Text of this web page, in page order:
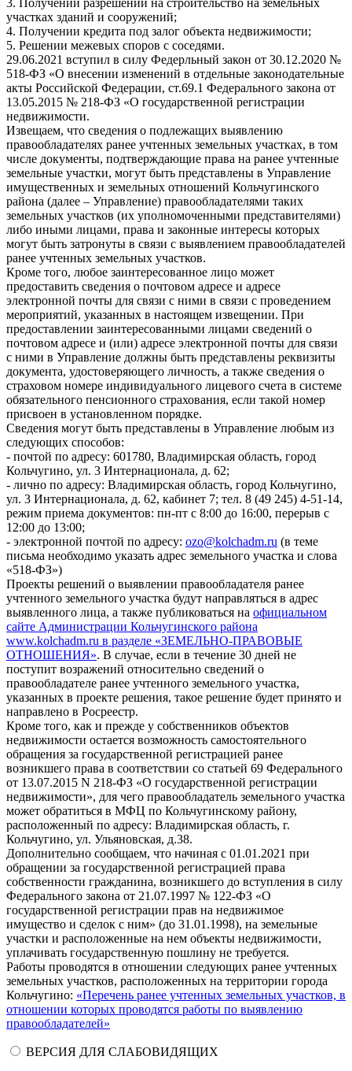
3. Получении разрешений на строительство на земельных
участках зданий и сооружений;
4. Получении кредита под залог объекта недвижимости;
5. Решении межевых споров с соседями.
29.06.2021 вступил в силу Федерльный закон от 30.12.2020 №
518-ФЗ «О внесении изменений в отдельные законодательные
акты Российской Федерации, ст.69.1 Федерального закона от
13.05.2015 № 218-ФЗ «О государственной регистрации
недвижимости.
Извещаем, что сведения о подлежащих выявлению
правообладателях ранее учтенных земельных участках, в том
числе документы, подтверждающие права на ранее учтенные
земельные участки, могут быть представлены в Управление
имущественных и земельных отношений Кольчугинского
района (далее – Управление) правообладателями таких
земельных участков (их уполномоченными представителями)
либо иными лицами, права и законные интересы которых
могут быть затронуты в связи с выявлением правообладателей
ранее учтенных земельных участков.
Кроме того, любое заинтересованное лицо может
предоставить сведения о почтовом адресе и адресе
электронной почты для связи с ними в связи с проведением
мероприятий, указанных в настоящем извещении. При
предоставлении заинтересованными лицами сведений о
почтовом адресе и (или) адресе электронной почты для связи
с ними в Управление должны быть представлены реквизиты
документа, удостоверяющего личность, а также сведения о
страховом номере индивидуального лицевого счета в системе
обязательного пенсионного страхования, если такой номер
присвоен в установленном порядке.
Сведения могут быть представлены в Управление любым из
следующих способов:
- почтой по адресу: 601780, Владимирская область, город
Кольчугино, ул. 3 Интернационала, д. 62;
- лично по адресу: Владимирская область, город Кольчугино,
ул. 3 Интернационала, д. 62, кабинет 7; тел. 8 (49 245) 4-51-14,
режим приема документов: пн-пт с 8:00 до 16:00, перерыв с
12:00 до 13:00;
- электронной почтой по адресу: ozo@kolchadm.ru (в теме
письма необходимо указать адрес земельного участка и слова
«518-ФЗ»)
Проекты решений о выявлении правообладателя ранее
учтенного земельного участка будут направляться в адрес
выявленного лица, а также публиковаться на официальном
сайте Администрации Кольчугинского района
www.kolchadm.ru в разделе «ЗЕМЕЛЬНО-ПРАВОВЫЕ
ОТНОШЕНИЯ». В случае, если в течение 30 дней не
поступит возражений относительно сведений о
правообладателе ранее учтенного земельного участка,
указанных в проекте решения, такое решение будет принято и
направлено в Росреестр.
Кроме того, как и прежде у собственников объектов
недвижимости остается возможность самостоятельного
обращения за государственной регистрацией ранее
возникшего права в соответствии со статьей 69 Федерального
от 13.07.2015 N 218-ФЗ «О государственной регистрации
недвижимости», для чего правообладатель земельного участка
может обратиться в МФЦ по Кольчугинскому району,
расположенный по адресу: Владимирская область, г.
Кольчугино, ул. Ульяновская, д.38.
Дополнительно сообщаем, что начиная с 01.01.2021 при
обращении за государственной регистрацией права
собственности гражданина, возникшего до вступления в силу
Федерального закона от 21.07.1997 № 122-ФЗ «О
государственной регистрации прав на недвижимое
имущество и сделок с ним» (до 31.01.1998), на земельные
участки и расположенные на нем объекты недвижимости,
уплачивать государственную пошлину не требуется.
Работы проводятся в отношении следующих ранее учтенных
земельных участков, расположенных на территории города
Кольчугино: «Перечень ранее учтенных земельных участков, в
отношении которых проводятся работы по выявлению
правообладателей»
ВЕРСИЯ ДЛЯ СЛАБОВИДЯЩИХ